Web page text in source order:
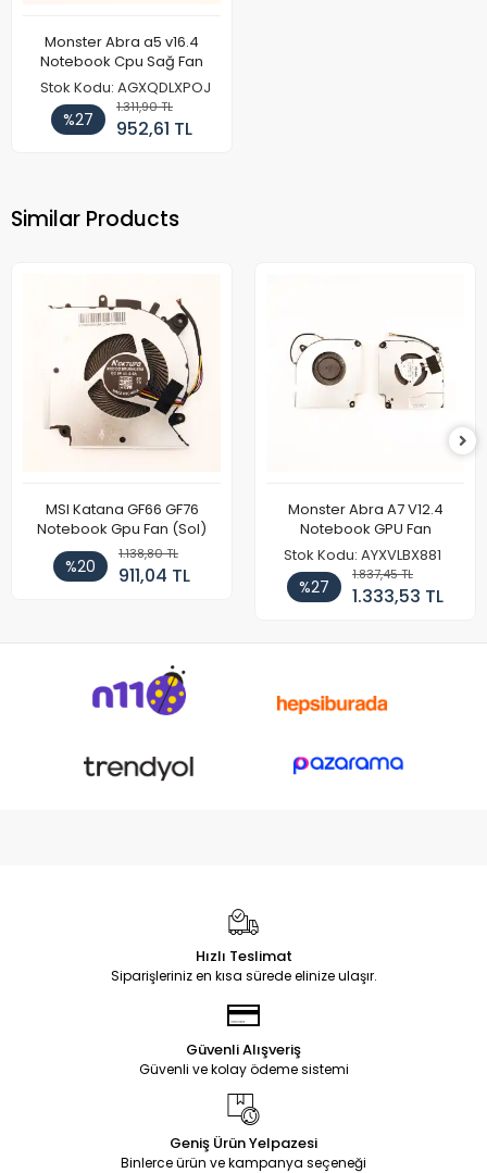
Monster Abra a5 v16.4
Notebook Cpu Sağ Fan
Stok Kodu: AGXQDLXPOJ
%27
1.311,90 TL
952,61 TL
Similar Products
MSI Katana GF66 GF76
Notebook Gpu Fan (Sol)
%20
1.138,80 TL
911,04 TL
Monster Abra A7 V12.4
Notebook GPU Fan
Stok Kodu: AYXVLBX881
%27
1.837,45 TL
1.333,53 TL
Hızlı Teslimat
Siparişleriniz en kısa sürede elinize ulaşır.
Güvenli Alışveriş
Güvenli ve kolay ödeme sistemi
Geniş Ürün Yelpazesi
Binlerce ürün ve kampanya seçeneği